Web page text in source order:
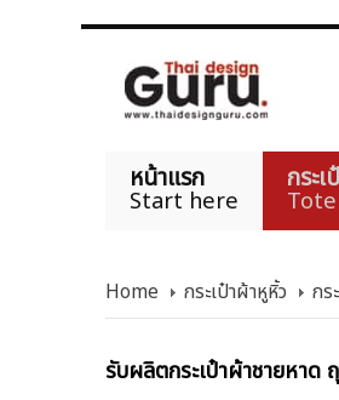
หน้าแรก
Start here
กระ
Home กระเป๋าผ้าหูหิ้ว กร
รับผลิตกระเป๋าผ้าชายหา